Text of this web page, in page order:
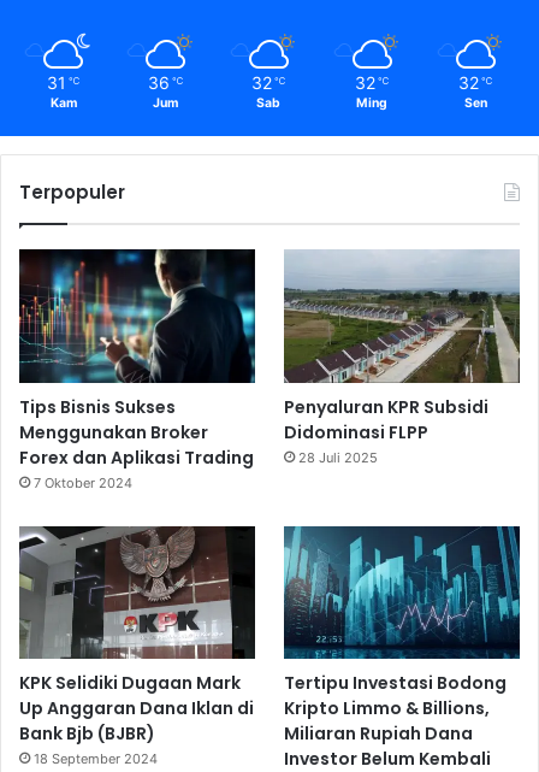
31 ℃
Kam
36 ℃
Jum
32 ℃
Sab
32 ℃
Ming
32 ℃
Sen
Terpopuler
Tips Bisnis Sukses
Menggunakan Broker
Forex dan Aplikasi Trading
7 Oktober 2024
Penyaluran KPR Subsidi
Didominasi FLPP
28 Juli 2025
KPK Selidiki Dugaan Mark
Up Anggaran Dana Iklan di
Bank Bjb (BJBR)
18 September 2024
Tertipu Investasi Bodong
Kripto Limmo & Billions,
Miliaran Rupiah Dana
Investor Belum Kembali